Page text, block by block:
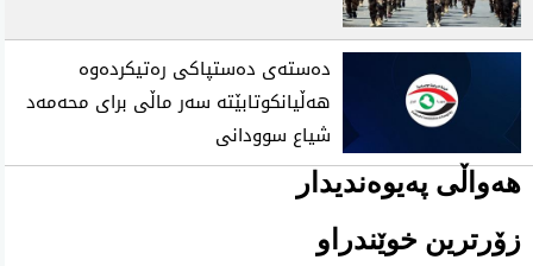
دەستەی دەستپاکی رەتیکردەوە
هەڵیانکوتابێتە سەر ماڵی برای محەمەد
شیاع سوودانی
هەواڵی پەیوەندیدار
زۆرترین خوێندراو